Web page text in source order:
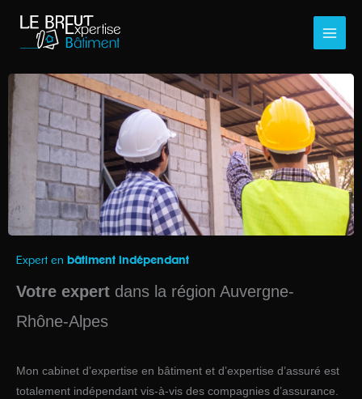
contenu
Expert en bâtiment indépendant
Votre expert dans la région Auvergne-
Rhône-Alpes
Mon cabinet d’expertise en bâtiment et d’expertise d’assuré est
totalement indépendant vis-à-vis des compagnies d’assurance.